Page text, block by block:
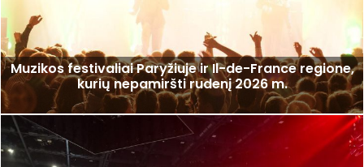
Muzikos festivaliai Paryžiuje ir Il-de-France regione,
kurių nepamiršti rudenį 2026 m.